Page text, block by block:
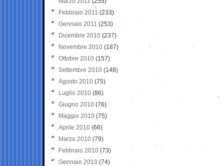
Febbraio 2011 (233)
Gennaio 2011 (253)
Dicembre 2010 (237)
Novembre 2010 (187)
Ottobre 2010 (157)
Settembre 2010 (148)
Agosto 2010 (75)
Luglio 2010 (86)
Giugno 2010 (76)
Maggio 2010 (75)
Aprile 2010 (66)
Marzo 2010 (79)
Febbraio 2010 (73)
Gennaio 2010 (74)